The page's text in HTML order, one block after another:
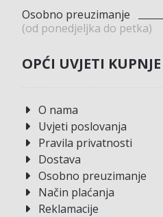
Osobno preuzimanje
(od ponedjeljka do petka)
OPĆI UVJETI KUPNJE
O nama
Uvjeti poslovanja
Pravila privatnosti
Dostava
Osobno preuzimanje
Način plaćanja
Reklamacije